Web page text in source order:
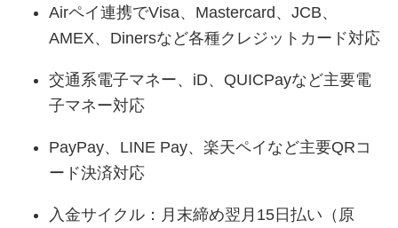
Airペイ連携でVisa、Mastercard、JCB、
AMEX、Dinersなど各種クレジットカード対応
交通系電子マネー、iD、QUICPayなど主要電
子マネー対応
PayPay、LINE Pay、楽天ペイなど主要QRコ
ード決済対応
入金サイクル：月末締め翌月15日払い（原